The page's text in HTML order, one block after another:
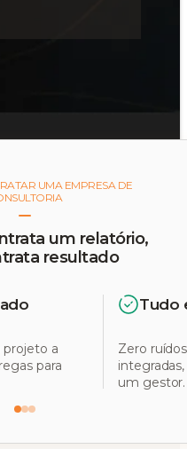
UMA EMPRESA DE
um relatório,
resultado
projeto a
para
Tudo
Zero
um gestor.